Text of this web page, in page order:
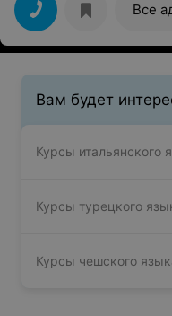
Все
Вам будет
Курсы итальянского
Курсы турецкого
Курсы чешского